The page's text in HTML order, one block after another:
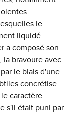
le
liquidé.
a composé son
la bravoure avec
le biais d'une
concrétise
caractère
s'il était puni par